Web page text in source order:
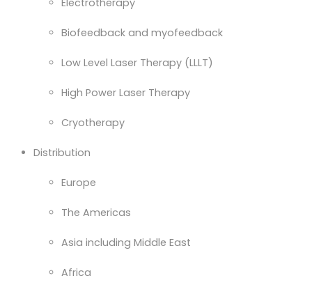
Electrotherapy
Biofeedback and myofeedback
Low Level Laser Therapy (LLLT)
High Power Laser Therapy
Cryotherapy
Distribution
Europe
The Americas
Asia including Middle East
Africa